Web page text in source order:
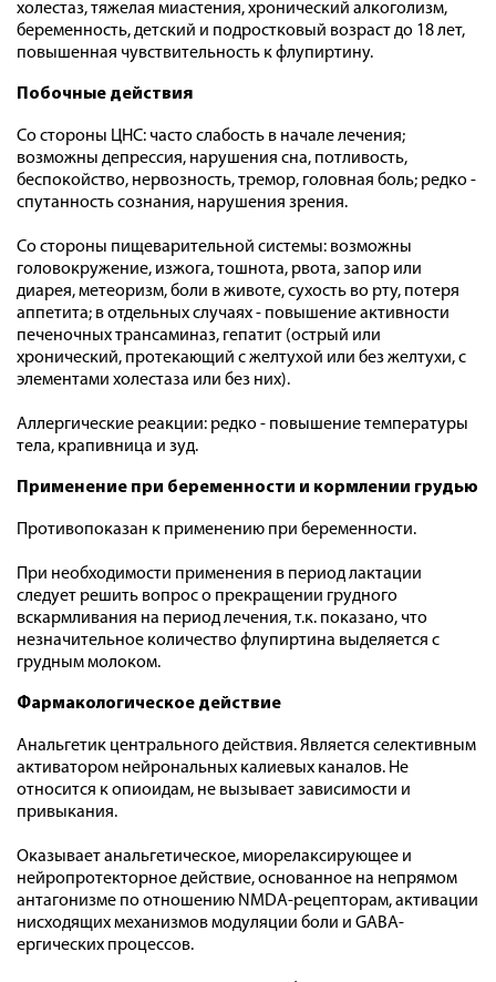
холестаз, тяжелая миастения, хронический алкоголизм,
беременность, детский и подростковый возраст до 18 лет,
повышенная чувствительность к флупиртину.
Побочные действия
Со стороны ЦНС: часто слабость в начале лечения;
возможны депрессия, нарушения сна, потливость,
беспокойство, нервозность, тремор, головная боль; редко -
спутанность сознания, нарушения зрения.
Со стороны пищеварительной системы: возможны
головокружение, изжога, тошнота, рвота, запор или
диарея, метеоризм, боли в животе, сухость во рту, потеря
аппетита; в отдельных случаях - повышение активности
печеночных трансаминаз, гепатит (острый или
хронический, протекающий с желтухой или без желтухи, с
элементами холестаза или без них).
Аллергические реакции: редко - повышение температуры
тела, крапивница и зуд.
Применение при беременности и кормлении грудью
Противопоказан к применению при беременности.
При необходимости применения в период лактации
следует решить вопрос о прекращении грудного
вскармливания на период лечения, т.к. показано, что
незначительное количество флупиртина выделяется с
грудным молоком.
Фармакологическое действие
Анальгетик центрального действия. Является селективным
активатором нейрональных калиевых каналов. Не
относится к опиоидам, не вызывает зависимости и
привыкания.
Оказывает анальгетическое, миорелаксирующее и
нейропротекторное действие, основанное на непрямом
антагонизме по отношению NMDA-рецепторам, активации
нисходящих механизмов модуляции боли и GABA-
ергических процессов.